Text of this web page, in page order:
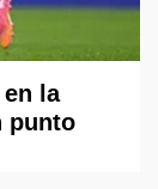
la
punto